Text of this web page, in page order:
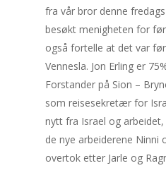
fra vår bror denne
besøkt menigheten for
også fortelle at det var
Vennesla. Jon Erling er
Forstander på Sion –
som reisesekretær for
nytt fra Israel og
de nye arbeiderene Ninni
overtok etter Jarle og